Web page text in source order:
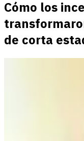
Cómo los
de corta